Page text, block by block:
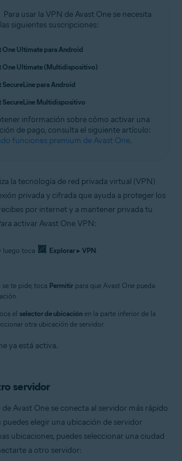
Para usar la VPN de Avast One se necesita
siguientes suscripciones:
One Ultimate para Android
One Ultimate (Multidispositivo)
SecureLine para Android
SecureLine Multidispositivo
información sobre cómo activar una
de pago, consulta el siguiente artículo:
funciones premium de Avast One.
la tecnología de red privada virtual (VPN)
privada y cifrada que ayuda a proteger los
por internet y a mantener privada tu
activar Avast One VPN:
luego toca Explorar ▸ VPN.
se te pide, toca Permitir para que Avast One pueda
el selector de ubicación en la parte inferior de la
otra ubicación de servidor.
ya está activa.
servidor
Avast One se conecta al servidor más rápido
puedes elegir una ubicación de servidor
ubicaciones, puedes seleccionar una ciudad
a otro servidor: